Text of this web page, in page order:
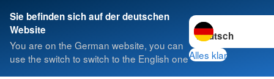
Sie befinden sich auf der deutschen
Website
You are on the German website, you can
use the switch to switch to the English one
Sprache wechseln
Alles klar